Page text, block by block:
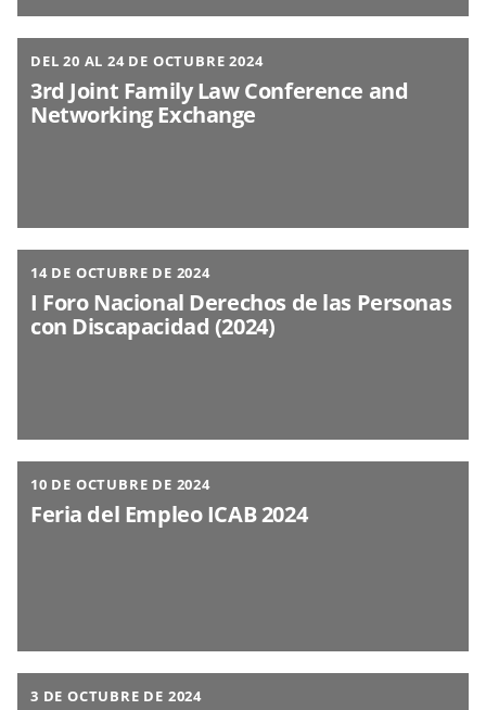
DEL 20 AL 24 DE OCTUBRE 2024
3rd Joint Family Law Conference and
Networking Exchange
14 DE OCTUBRE DE 2024
I Foro Nacional Derechos de las Personas
con Discapacidad (2024)
10 DE OCTUBRE DE 2024
Feria del Empleo ICAB 2024
3 DE OCTUBRE DE 2024